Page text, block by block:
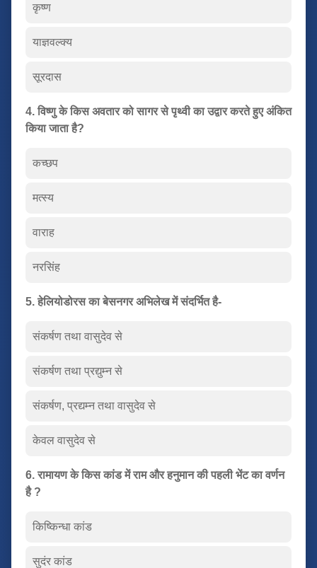
कृष्ण
याज्ञवल्क्य
सूरदास
4. विष्णु के किस अवतार को सागर से पृथ्वी का उद्वार करते हुए अंकित
किया जाता है?
कच्छप
मत्स्य
वाराह
नरसिंह
5. हेलियोडोरस का बेसनगर अभिलेख में संदर्भित है-
संकर्षण तथा वासुदेव से
संकर्षण तथा प्रद्युम्न से
संकर्षण, प्रद्यम्न तथा वासुदेव से
केवल वासुदेव से
6. रामायण के किस कांड में राम और हनुमान की पहली भेंट का वर्णन
है ?
किष्किन्धा कांड
सुदंर कांड